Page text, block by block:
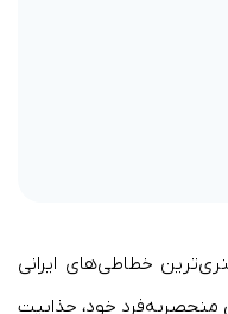
خطاطی‌های ایرانی
خود، جذابیت